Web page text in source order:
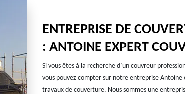
ENTREPRISE DE
: ANTOINE EXPERT
Si vous êtes à la recherche d’un couvreur
vous pouvez compter sur notre entreprise Antoine
travaux de couverture. Nous sommes une